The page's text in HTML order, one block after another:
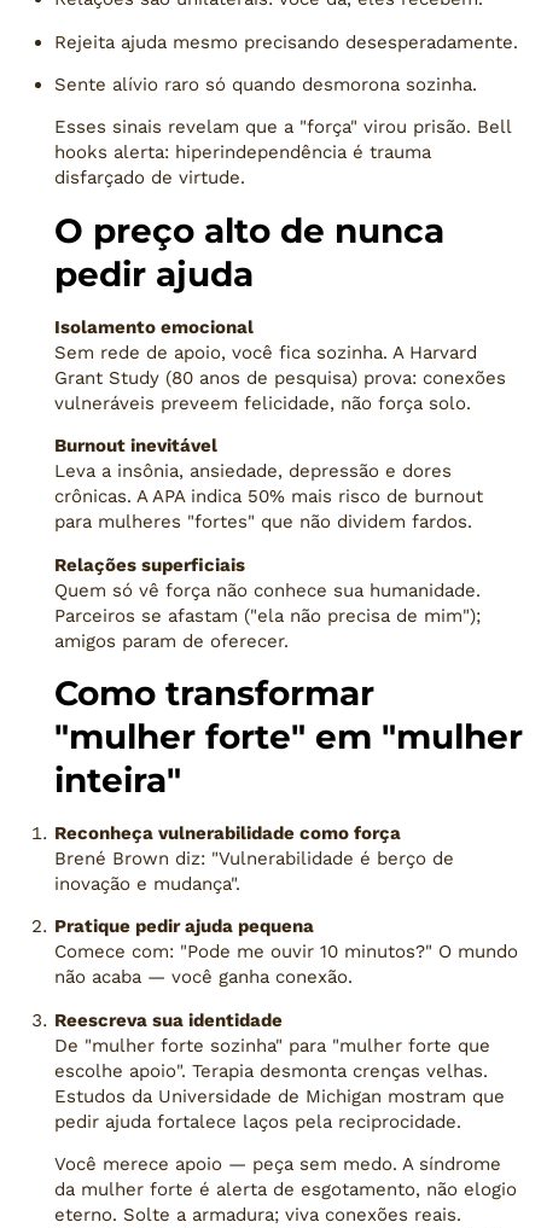
Rejeita ajuda mesmo precisando desesperadamente.
Sente alívio raro só quando desmorona sozinha.
Esses sinais revelam que a "força" virou prisão. Bell
hooks alerta: hiperindependência é trauma
disfarçado de virtude.
O preço alto de nunca
pedir ajuda
Isolamento emocional
Sem rede de apoio, você fica sozinha. A Harvard
Grant Study (80 anos de pesquisa) prova: conexões
vulneráveis preveem felicidade, não força solo.
Burnout inevitável
Leva a insônia, ansiedade, depressão e dores
crônicas. A APA indica 50% mais risco de burnout
para mulheres "fortes" que não dividem fardos.
Relações superficiais
Quem só vê força não conhece sua humanidade.
Parceiros se afastam ("ela não precisa de mim");
amigos param de oferecer.
Como transformar
"mulher forte" em "mulher
inteira"
Reconheça vulnerabilidade como força
Brené Brown diz: "Vulnerabilidade é berço de
inovação e mudança".
Pratique pedir ajuda pequena
Comece com: "Pode me ouvir 10 minutos?" O mundo
não acaba — você ganha conexão.
Reescreva sua identidade
De "mulher forte sozinha" para "mulher forte que
escolhe apoio". Terapia desmonta crenças velhas.
Estudos da Universidade de Michigan mostram que
pedir ajuda fortalece laços pela reciprocidade.
Você merece apoio — peça sem medo. A síndrome
da mulher forte é alerta de esgotamento, não elogio
eterno. Solte a armadura; viva conexões reais.